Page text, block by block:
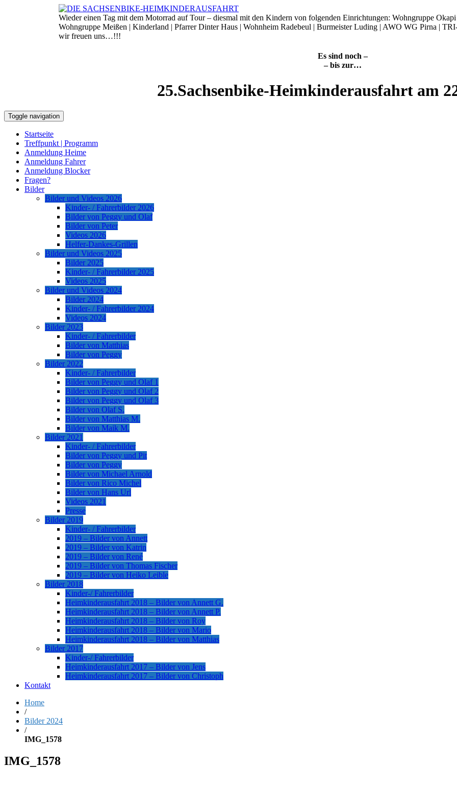
Wieder einen Tag mit dem Motorrad auf Tour – diesmal mit den Kindern von folgenden Einrichtungen: Wohngruppe
Wohngruppe Meißen | Kinderland | Pfarrer Dinter Haus | Wohnheim Radebeul | Burmeister Luding | AWO WG Pirna |
wir freuen uns…!!!
Es sind noch –
– bis zur…
25.Sachsenbike-Heimkinderausfahrt am
Toggle navigation
Startseite
Treffpunkt | Programm
Anmeldung Heime
Anmeldung Fahrer
Anmeldung Blocker
Fragen?
Bilder
Bilder und Videos 2026
Kinder- / Fahrerbilder 2026
Bilder von Peggy und Olaf
Bilder von Peter
Videos 2026
Helfer-Dankes-Grillen
Bilder und Videos 2025
Bilder 2025
Kinder- / Fahrerbilder 2025
Videos 2025
Bilder und Videos 2024
Bilder 2024
Kinder- / Fahrerbilder 2024
Videos 2024
Bilder 2023
Kinder- / Fahrerbilder
Bilder von Matthias
Bilder von Peggy
Bilder 2022
Kinder- / Fahrerbilder
Bilder von Peggy und Olaf 1
Bilder von Peggy und Olaf 2
Bilder von Peggy und Olaf 3
Bilder von Olaf S.
Bilder von Matthias M.
Bilder von Maik M.
Bilder 2021
Kinder- / Fahrerbilder
Bilder von Peggy und Pit
Bilder von Peggy
Bilder von Michael Arnold
Bilder von Rico Michel
Bilder von Hans Url
Videos 2021
Presse
Bilder 2019
Kinder- / Fahrerbilder
2019 – Bilder von Annett
2019 – Bilder von Katrin
2019 – Bilder von René
2019 – Bilder von Thomas Fischer
2019 – Bilder von Heiko Leible
Bilder 2018
Kinder-/ Fahrerbilder
Heimkinderausfahrt 2018 – Bilder von Annett G.
Heimkinderausfahrt 2018 – Bilder von Annett P.
Heimkinderausfahrt 2018 – Bilder von Roy
Heimkinderausfahrt 2018 – Bilder von Mario
Heimkinderausfahrt 2018 – Bilder von Matthias
Bilder 2017
Kinder-/ Fahrerbilder
Heimkinderausfahrt 2017 – Bilder von Jens
Heimkinderausfahrt 2017 – Bilder von Christoph
Kontakt
Home
/
Bilder 2024
/
IMG_1578
IMG_1578